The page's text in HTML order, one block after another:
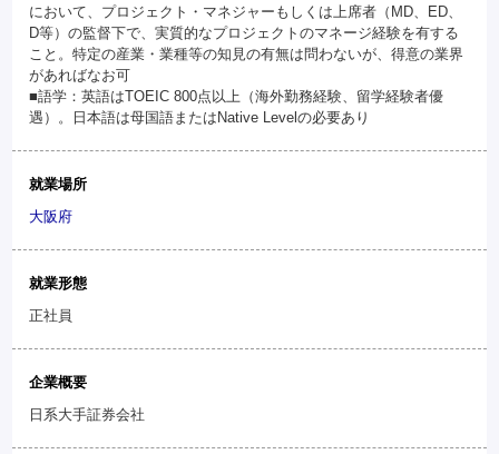
において、プロジェクト・マネジャーもしくは上席者（MD、ED、
D等）の監督下で、実質的なプロジェクトのマネージ経験を有する
こと。特定の産業・業種等の知見の有無は問わないが、得意の業界
があればなお可
■語学：英語はTOEIC 800点以上（海外勤務経験、留学経験者優
遇）。日本語は母国語またはNative Levelの必要あり
就業場所
大阪府
就業形態
正社員
企業概要
日系大手証券会社